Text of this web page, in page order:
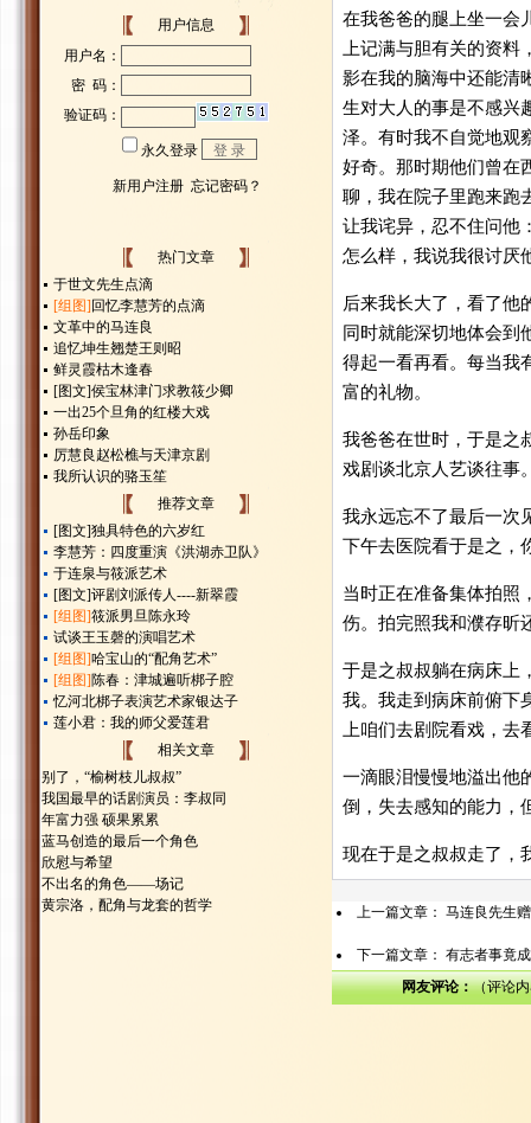
用户信息
热门文章
于世文先生点滴
[组图] 回忆李慧芳的点滴
文革中的马连良
追忆坤生翘楚王则昭
鲜灵霞枯木逢春
[图文]侯宝林津门求教筱少卿
一出25个旦角的红楼大戏
孙岳印象
厉慧良赵松樵与天津京剧
我所认识的骆玉笙
推荐文章
[图文]独具特色的六岁红
李慧芳：四度重演《洪湖赤卫队》
于连泉与筱派艺术
[图文]评剧刘派传人----新翠霞
[组图]筱派男旦陈永玲
试谈王玉磬的演唱艺术
[组图]哈宝山的“配角艺术”
[组图]陈春：津城遍听梆子腔
忆河北梆子表演艺术家银达子
莲小君：我的师父爱莲君
相关文章
别了，“榆树枝儿叔叔”
我国最早的话剧演员：李叔同
年富力强 硕果累累
蓝马创造的最后一个角色
欣慰与希望
不出名的角色——场记
黄宗洛，配角与龙套的哲学
在我爸爸的腿上坐一会
上记满与胆有关的资
影在我的脑海中还能清
生对大人的事是不感兴
泽。有时我不自觉地观
好奇。那时期他们曾在
聊，我在院子里跑来跑
让我诧异，忍不住问他
怎么样，我说我很讨厌
后来我长大了，看了他
同时就能深切地体会到
得起一看再看。每当我
富的礼物。
我爸爸在世时，于是之
戏剧谈北京人艺谈往事
我永远忘不了最后一次
下午去医院看于是之，
当时正在准备集体拍照
伤。拍完照我和濮存昕
于是之叔叔躺在病床上
我。我走到病床前俯
上咱们去剧院看戏，
一滴眼泪慢慢地溢出他
倒，失去感知的能力，
现在于是之叔叔走了，
上一篇文章： 马连良先生
下一篇文章： 有志者事竟成
网友评论：（评论